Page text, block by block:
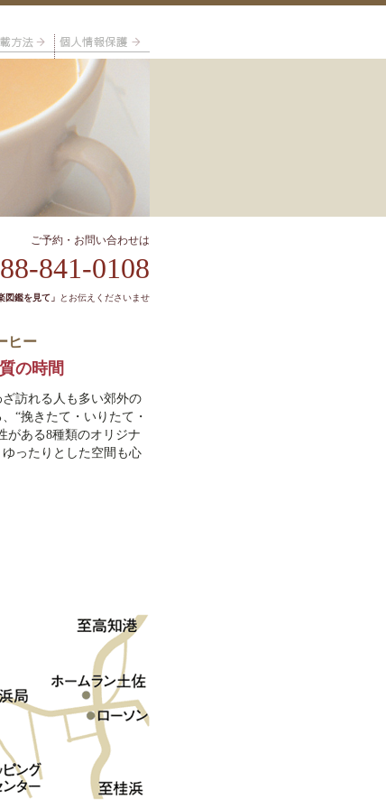
ご予約・お問い合わせは
841-0108
図鑑を見て」 とお伝えくださいませ
ヒー
の時間
訪れる人も多い郊外の
“挽きたて・いりたて・
がある8種類のオリジナ
ったりとした空間も心